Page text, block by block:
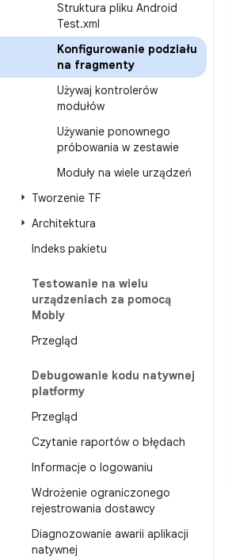
Struktura pliku Android
Test.xml
Konfigurowanie podziału
na fragmenty
Używaj kontrolerów
modułów
Używanie ponownego
próbowania w zestawie
Moduły na wiele urządzeń
Tworzenie TF
Architektura
Indeks pakietu
Testowanie na wielu
urządzeniach za pomocą
Mobly
Przegląd
Debugowanie kodu natywnej
platformy
Przegląd
Czytanie raportów o błędach
Informacje o logowaniu
Wdrożenie ograniczonego
rejestrowania dostawcy
Diagnozowanie awarii aplikacji
natywnej